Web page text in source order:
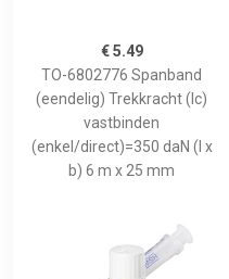
€ 5.49
TO-6802776 Spanband
(eendelig) Trekkracht (lc)
vastbinden
(enkel/direct)=350 daN (l x
b) 6 m x 25 mm